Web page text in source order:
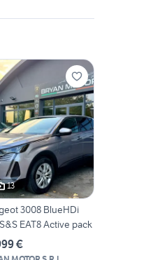
13
3008 BlueHDi
EAT8 Active pack
€